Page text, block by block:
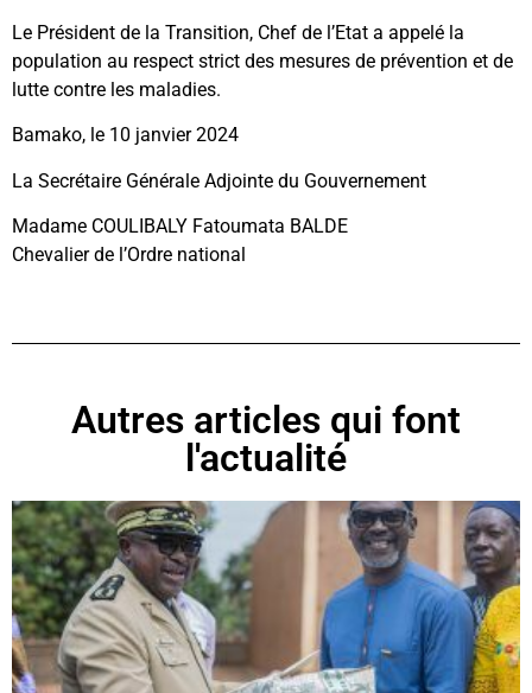
Le Président de la Transition, Chef de l’Etat a appelé la
population au respect strict des mesures de prévention et de
lutte contre les maladies.
Bamako, le 10 janvier 2024
La Secrétaire Générale Adjointe du Gouvernement
Madame COULIBALY Fatoumata BALDE
Chevalier de l’Ordre national
Autres articles qui font
l'actualité